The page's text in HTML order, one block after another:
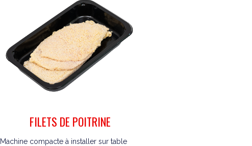
FILETS DE POITRINE
Machine compacte à installer sur table